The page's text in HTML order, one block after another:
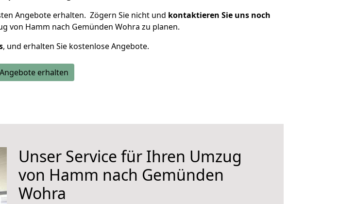
Angebote erhalten. Zögern Sie nicht und kontaktieren Sie uns noch
von Hamm nach Gemünden Wohra zu planen.
, und erhalten Sie kostenlose Angebote.
erhalten
Unser Service für Ihren Umzug
von Hamm nach Gemünden
Wohra